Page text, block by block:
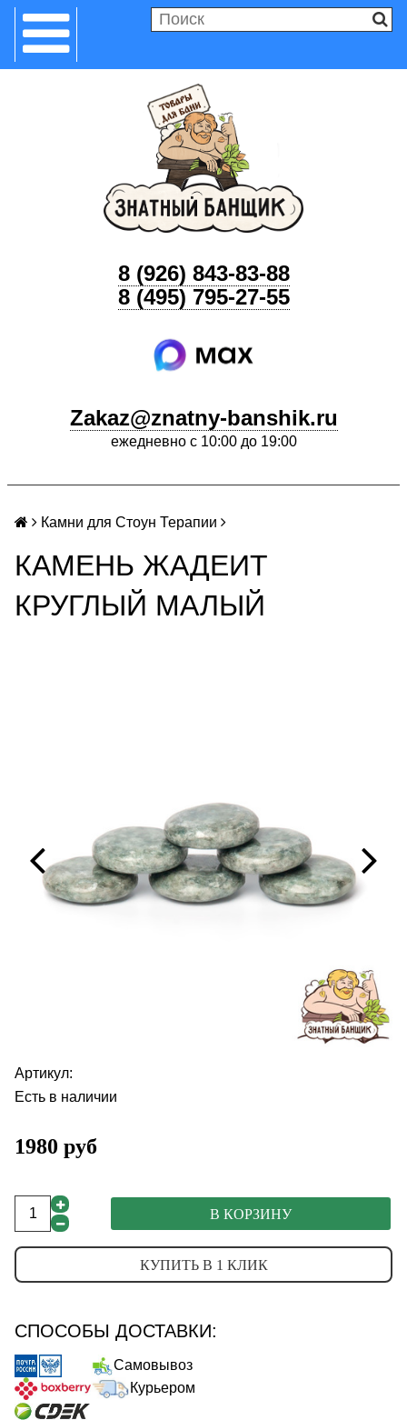
8 (926) 843-83-88
8 (495) 795-27-55
Zakaz@znatny-banshik.ru
ежедневно с 10:00 до 19:00
Камни для Стоун Терапии
КАМЕНЬ ЖАДЕИТ
КРУГЛЫЙ МАЛЫЙ
Артикул:
Есть в наличии
1980 руб
В КОРЗИНУ
КУПИТЬ В 1 КЛИК
СПОСОБЫ ДОСТАВКИ:
Самовывоз
Курьером